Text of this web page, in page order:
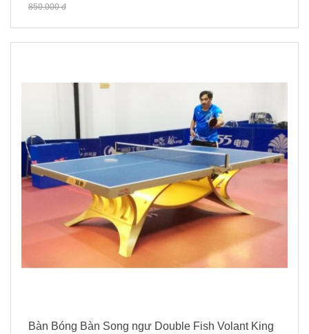
850.000 đ
Bàn Bóng Bàn Song ngư Double Fish Volant King